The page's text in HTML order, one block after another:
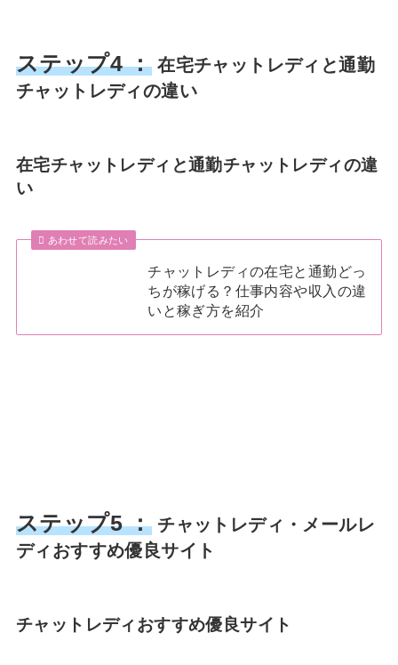
ステップ4 ：在宅チャットレディと通勤
チャットレディの違い
在宅チャットレディと通勤チャットレディの違
い
あわせて読みたい
チャットレディの在宅と通勤どっ
ちが稼げる？仕事内容や収入の違
いと稼ぎ方を紹介
ステップ5 ：チャットレディ・メールレ
ディおすすめ優良サイト
チャットレディおすすめ優良サイト